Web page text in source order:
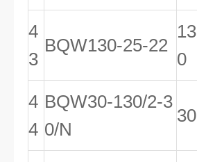
4
3
BQW130-25-22
13
0
4
4
BQW30-130/2-3
0/N
30